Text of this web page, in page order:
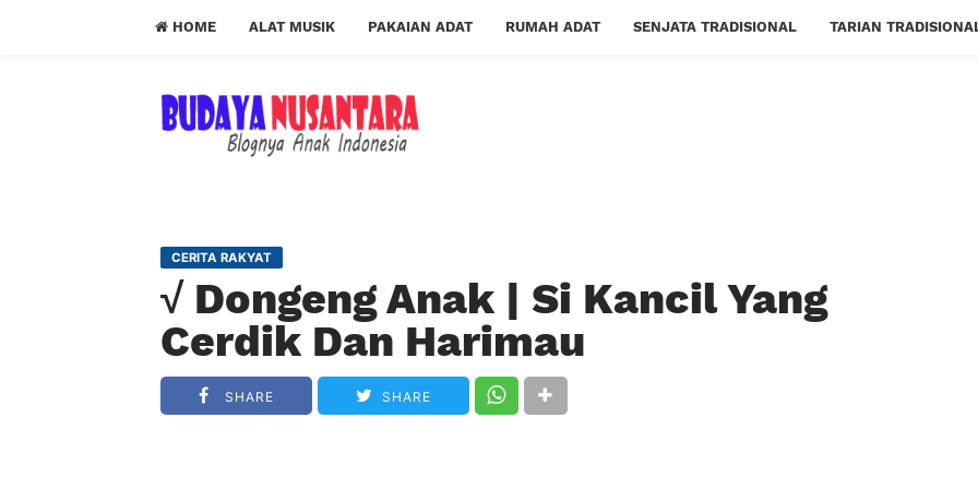
HOME ALAT MUSIK PAKAIAN ADAT RUMAH ADAT SENJATA TRADISIONAL TARIAN
CERITA RAKYAT
√ Dongeng Anak | Si Kancil Yang
Cerdik Dan Harimau
SHARE SHARE